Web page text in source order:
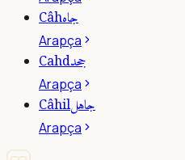
Câhجاه
Arapça
Cahdجحد
Arapça
Câhilجاهل
Arapça